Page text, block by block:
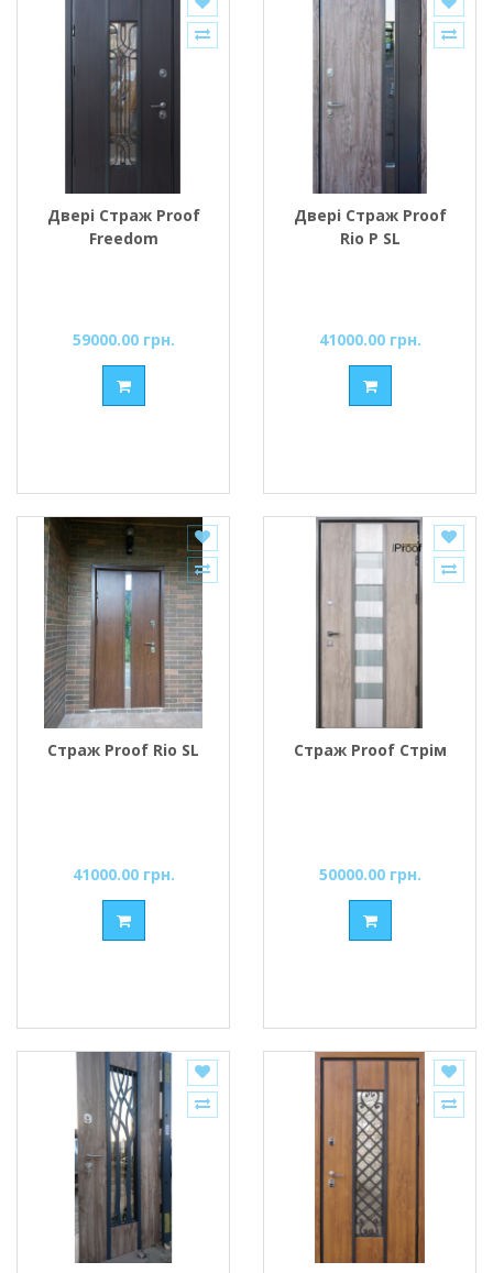
Двері Страж Proof
Freedom
59000.00 грн.
Двері Страж Proof
Rio P SL
41000.00 грн.
Страж Proof Rio SL
41000.00 грн.
Страж Proof Стрім
50000.00 грн.